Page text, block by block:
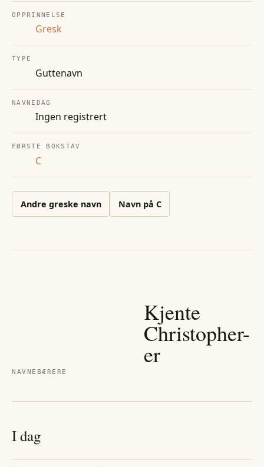
OPPRINNELSE
Gresk
TYPE
Guttenavn
NAVNEDAG
Ingen registrert
FØRSTE BOKSTAV
C
Andre greske navn Navn på C
NAVNEBÆRERE
Kjente
Christopher-
er
I dag